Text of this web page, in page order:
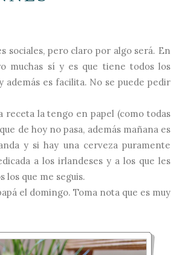
sociales, pero claro por algo será. En
muchas sí y es que tiene todos los
además es facilita. No se puede pedir
la tengo en papel (como todas
de hoy no pasa, además mañana es
y si hay una cerveza puramente
a los irlandeses y a los que les
los que me seguis.
el domingo. Toma nota que es muy